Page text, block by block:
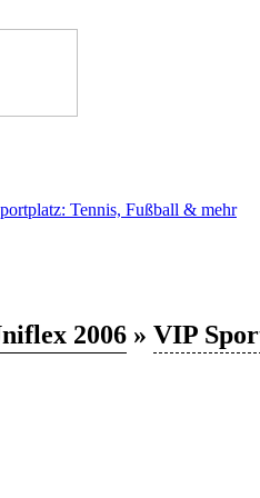
Tennis, Fußball & mehr
2006 » VIP